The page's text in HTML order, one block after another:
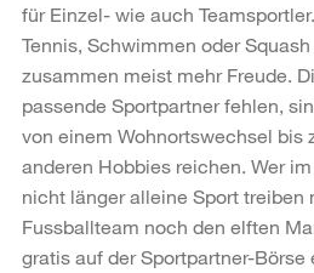
für Einzel- wie auch
Tennis, Schwimmen oder
zusammen meist mehr Freude.
passende Sportpartner fehlen,
von einem Wohnortswechsel bis
anderen Hobbies reichen. Wer
nicht länger alleine Sport treiben
Fussballteam noch den elften
gratis auf der Sportpartner-Börse